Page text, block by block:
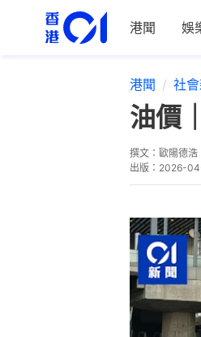
港聞 娛
港聞 社
油價
撰文： 歐陽德浩
出版： 2026-